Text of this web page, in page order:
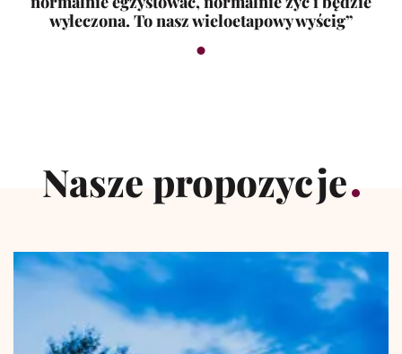
wyleczona. To nasz wieloetapowy wyścig”
Nasze propozycje